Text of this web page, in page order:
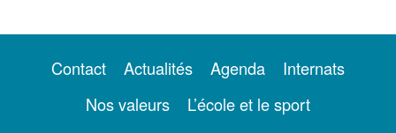
Contact Actualités Agenda
Internats
Nos valeurs
L’école et le sport